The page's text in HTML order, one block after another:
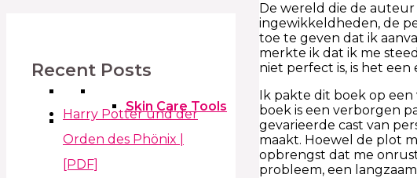
Skin Care Tools
Recent Posts
Harry Potter und der
Orden des Phönix |
[PDF]
De wereld die de auteur
ingewikkeldheden, de
toe te geven dat ik
merkte ik dat ik me
niet perfect is, is het
Ik pakte dit boek op een
boek is een verborgen
gevarieerde cast van
maakt. Hoewel de plot
opbrengst dat me
probleem, een